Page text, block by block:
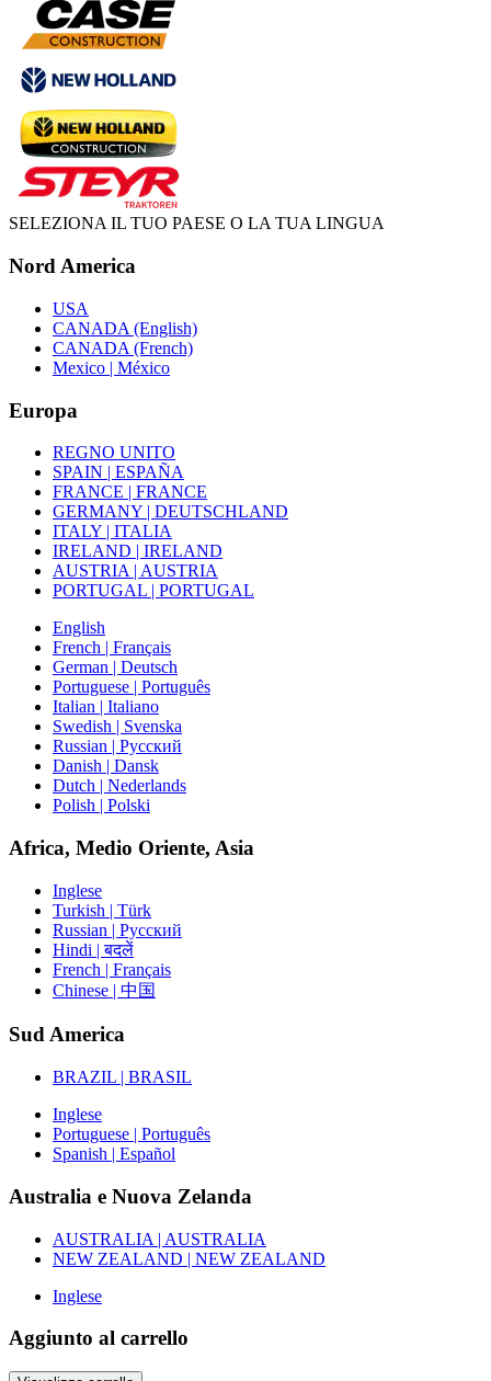
SELEZIONA IL TUO PAESE O LA TUA LINGUA
Nord America
USA
CANADA (English)
CANADA (French)
Mexico | México
Europa
REGNO UNITO
SPAIN | ESPAÑA
FRANCE | FRANCE
GERMANY | DEUTSCHLAND
ITALY | ITALIA
IRELAND | IRELAND
AUSTRIA | AUSTRIA
PORTUGAL | PORTUGAL
English
French | Français
German | Deutsch
Portuguese | Português
Italian | Italiano
Swedish | Svenska
Russian | Русский
Danish | Dansk
Dutch | Nederlands
Polish | Polski
Africa, Medio Oriente, Asia
Inglese
Turkish | Türk
Russian | Русский
Hindi | बदलें
French | Français
Chinese | 中国
Sud America
BRAZIL | BRASIL
Inglese
Portuguese | Português
Spanish | Español
Australia e Nuova Zelanda
AUSTRALIA | AUSTRALIA
NEW ZEALAND | NEW ZEALAND
Inglese
Aggiunto al carrello